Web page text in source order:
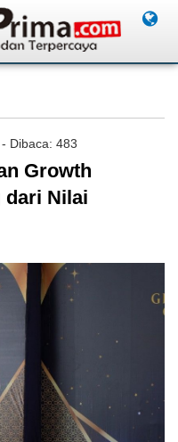
Dibaca: 483
Growth
dari Nilai